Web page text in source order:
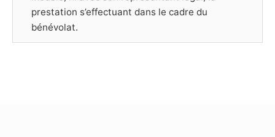
prestation s’effectuant dans le cadre du
bénévolat.